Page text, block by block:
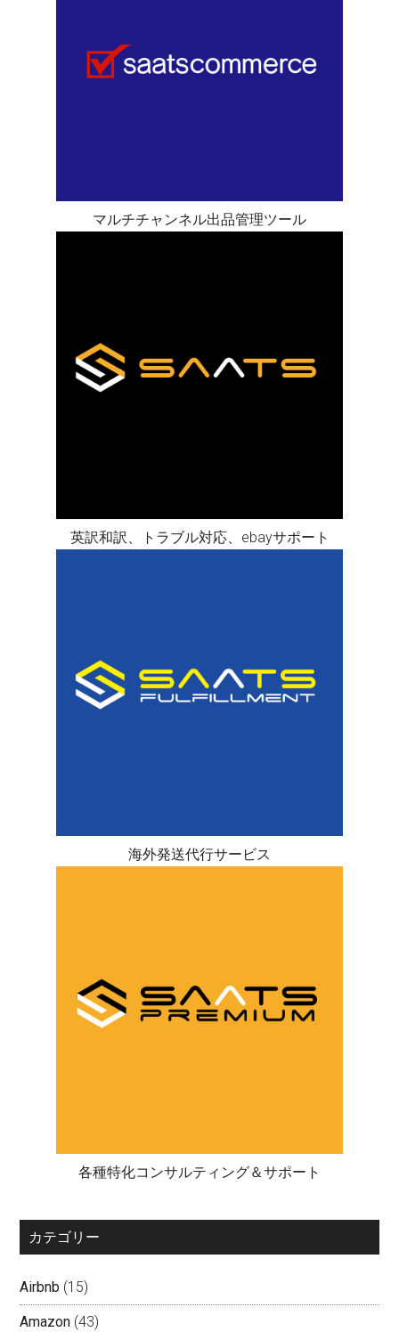
マルチチャンネル出品管理ツール
英訳和訳、トラブル対応、ebayサポート
海外発送代行サービス
各種特化コンサルティング＆サポート
カテゴリー
Airbnb (15)
Amazon (43)